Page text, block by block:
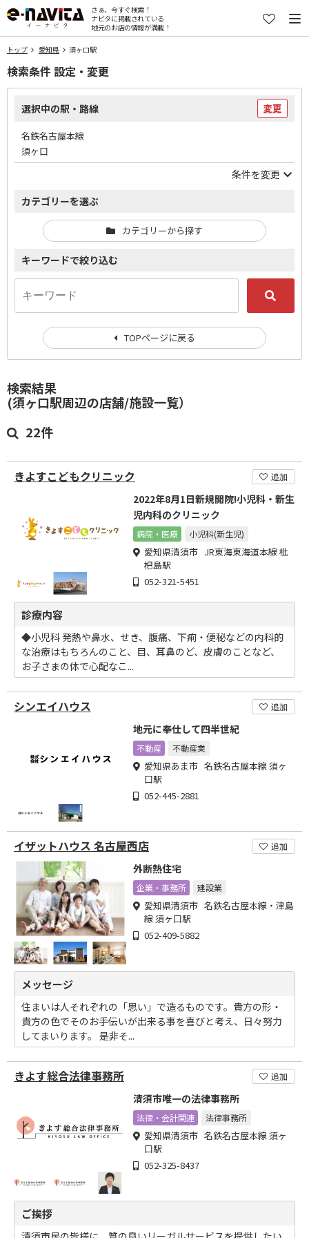
さぁ、今すぐ検索！
ナビタに掲載されている
地元のお店の情報が満載！
トップ 愛知県 須ヶ口駅
検索結果
(須ヶ口駅周辺の店舗/施設一覧）
22件
きよすこどもクリニック 追加
2022年8月1日新規開院!小児科・新生
児内科のクリニック
病院・医療 小児科(新生児)
愛知県清須市 JR東海東海道本線 枇
杷島駅
052-321-5451
診療内容
◆小児科 発熱や鼻水、せき、腹痛、下痢・便秘などの内科的
な治療はもちろんのこと、目、耳鼻のど、皮膚のことなど、
お子さまの体で心配なこ...
シンエイハウス 追加
地元に奉仕して四半世紀
不動産 不動産業
愛知県あま市 名鉄名古屋本線 須ヶ
口駅
052-445-2881
イザットハウス 名古屋西店 追加
外断熱住宅
企業・事務所 建設業
愛知県清須市 名鉄名古屋本線・津島
線 須ヶ口駅
052-409-5882
メッセージ
住まいは人それぞれの「思い」で造るものです。貴方の形・
貴方の色でそのお手伝いが出来る事を喜びと考え、日々努力
してまいります。 是非そ...
きよす総合法律事務所 追加
清須市唯一の法律事務所
法律・会計関連 法律事務所
愛知県清須市 名鉄名古屋本線 須ヶ
口駅
052-325-8437
ご挨拶
検索条件 設定・変更
選択中の駅・路線 変更
名鉄名古屋本線
須ヶ口
条件を変更
カテゴリーを選ぶ
カテゴリーから探す
キーワードで絞り込む
TOPページに戻る